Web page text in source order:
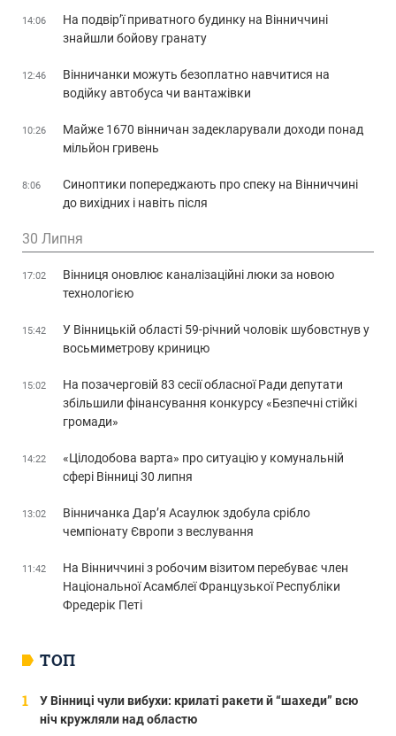
ТОП
У Вінниці чули вибухи: крилаті ракети й “шахеди” всю
ніч кружляли над областю
14:06
На подвір’ї приватного будинку на Вінниччині
знайшли бойову гранату
12:46
Вінничанки можуть безоплатно навчитися на
водійку автобуса чи вантажівки
10:26
Майже 1670 вінничан задекларували доходи понад
мільйон гривень
8:06
Синоптики попереджають про спеку на Вінниччині
до вихідних і навіть після
30 Липня
17:02
Вінниця оновлює каналізаційні люки за новою
технологією
15:42
У Вінницькій області 59-річний чоловік шубовстнув у
восьмиметрову криницю
15:02
На позачерговій 83 сесії обласної Ради депутати
збільшили фінансування конкурсу «Безпечні стійкі
громади»
14:22
«Цілодобова варта» про ситуацію у комунальній
сфері Вінниці 30 липня
13:02
Вінничанка Дар’я Асаулюк здобула срібло
чемпіонату Європи з веслування
11:42
На Вінниччині з робочим візитом перебуває член
Національної Асамблеї Французької Республіки
Фредерік Петі